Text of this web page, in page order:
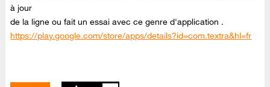
à jour
de la ligne ou fait un essai avec ce genre d'application .
https://play.google.com/store/apps/details?id=com.textra&hl=fr